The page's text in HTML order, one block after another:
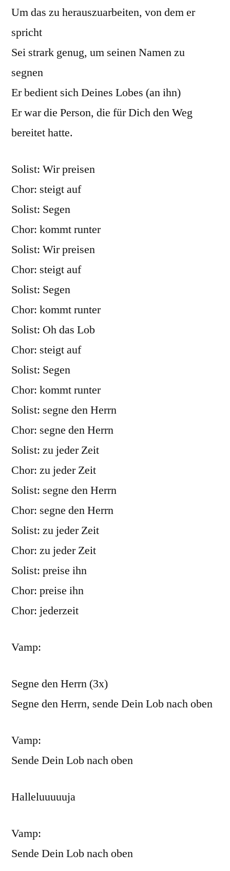
Um das zu herauszuarbeiten, von dem er
spricht
Sei strark genug, um seinen Namen zu
segnen
Er bedient sich Deines Lobes (an ihn)
Er war die Person, die für Dich den Weg
bereitet hatte.
Solist: Wir preisen
Chor: steigt auf
Solist: Segen
Chor: kommt runter
Solist: Wir preisen
Chor: steigt auf
Solist: Segen
Chor: kommt runter
Solist: Oh das Lob
Chor: steigt auf
Solist: Segen
Chor: kommt runter
Solist: segne den Herrn
Chor: segne den Herrn
Solist: zu jeder Zeit
Chor: zu jeder Zeit
Solist: segne den Herrn
Chor: segne den Herrn
Solist: zu jeder Zeit
Chor: zu jeder Zeit
Solist: preise ihn
Chor: preise ihn
Chor: jederzeit
Vamp:
Segne den Herrn (3x)
Segne den Herrn, sende Dein Lob nach oben
Vamp:
Sende Dein Lob nach oben
Halleluuuuuja
Vamp:
Sende Dein Lob nach oben